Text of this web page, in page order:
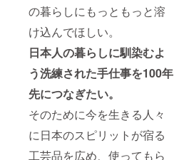
の暮らしにもっともっと溶
け込んでほしい。
日本人の暮らしに馴染むよ
う洗練された手仕事を100年
先につなぎたい。
そのために今を生きる人々
に日本のスピリットが宿る
工芸品を広め、使ってもら